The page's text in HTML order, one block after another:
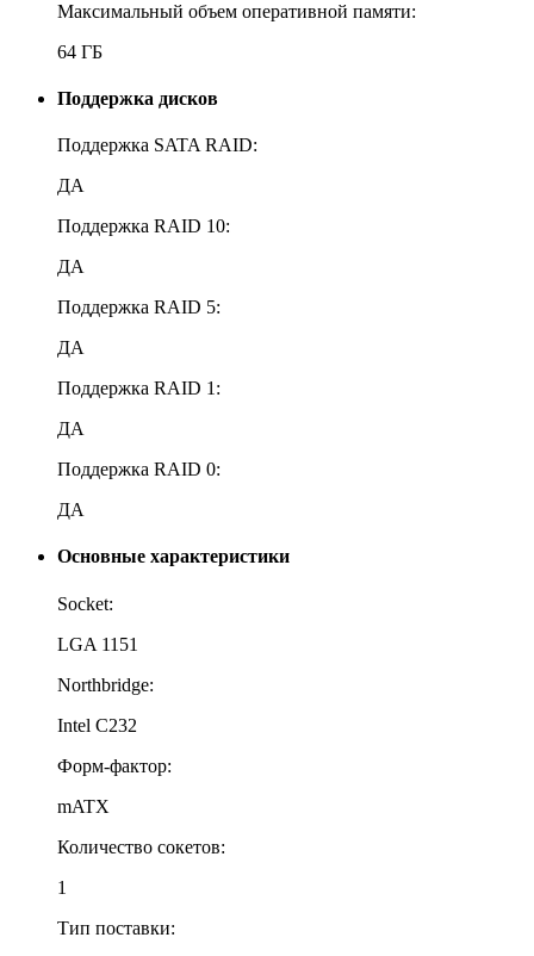
Максимальный объем оперативной памяти:
64 ГБ
Поддержка дисков
Поддержка SATA RAID:
ДА
Поддержка RAID 10:
ДА
Поддержка RAID 5:
ДА
Поддержка RAID 1:
ДА
Поддержка RAID 0:
ДА
Основные характеристики
Socket:
LGA 1151
Northbridge:
Intel C232
Форм-фактор:
mATX
Количество сокетов:
1
Тип поставки: